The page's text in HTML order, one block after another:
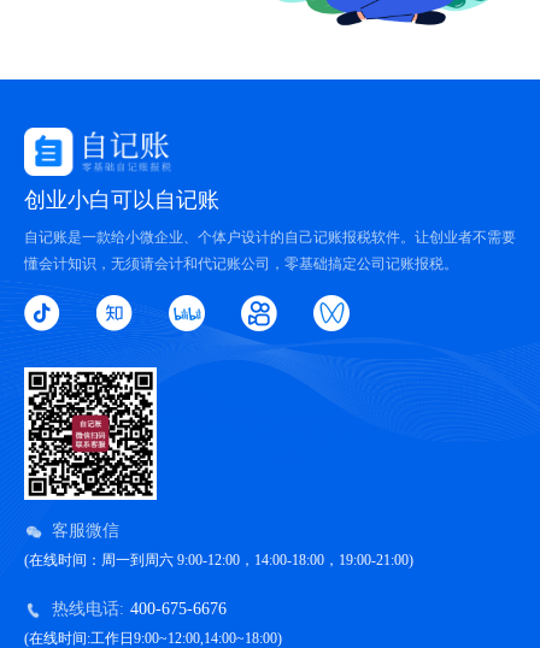
创业小白可以自记账
自记账是一款给小微企业、个体户设计的自己记账报税软件。让创业者不需要
懂会计知识，无须请会计和代记账公司，零基础搞定公司记账报税。
客服微信
(在线时间：周一到周六 9:00-12:00，14:00-18:00，19:00-21:00)
热线电话: 400-675-6676
(在线时间:工作日9:00~12:00,14:00~18:00)